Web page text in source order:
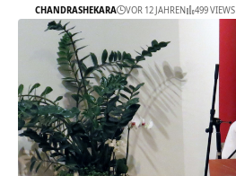
CHANDRASHEKARA VOR 12 JAHREN 499 VIEWS